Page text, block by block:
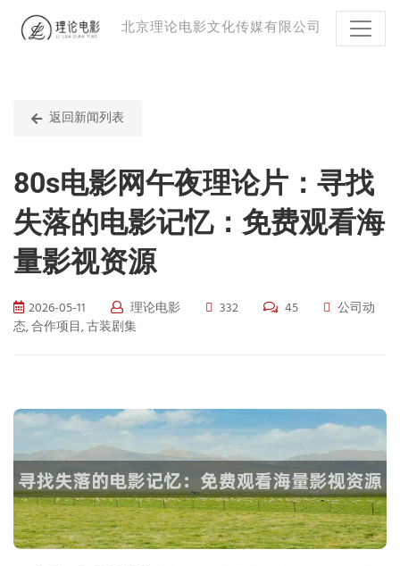
北京理论电影文化传媒有限公司
返回新闻列表
80s电影网午夜理论片：寻找
失落的电影记忆：免费观看海
量影视资源
2026-05-11 理论电影 332 45
公司动
态, 合作项目, 古装剧集